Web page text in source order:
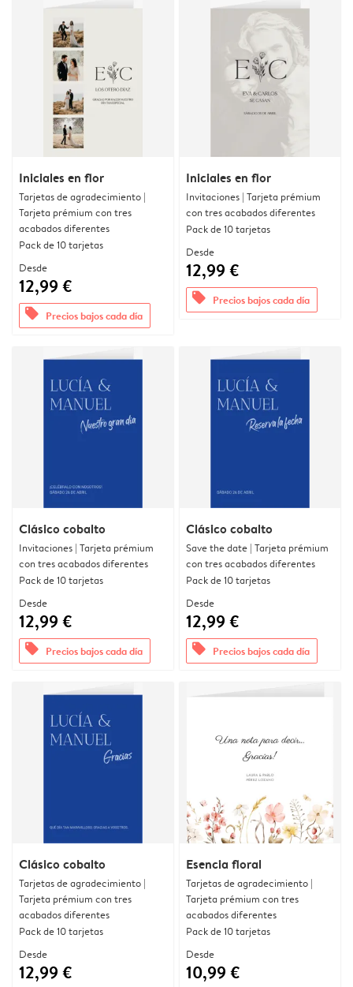
Iniciales en flor
Tarjetas de agradecimiento |
Tarjeta prémium con tres
acabados diferentes
Pack de 10 tarjetas
Desde
12,99 €
offers Precios bajos cada día
Iniciales en flor
Invitaciones | Tarjeta prémium
con tres acabados diferentes
Pack de 10 tarjetas
Desde
12,99 €
offers Precios bajos cada día
Clásico cobalto
Invitaciones | Tarjeta prémium
con tres acabados diferentes
Pack de 10 tarjetas
Desde
12,99 €
offers Precios bajos cada día
Clásico cobalto
Save the date | Tarjeta prémium
con tres acabados diferentes
Pack de 10 tarjetas
Desde
12,99 €
offers Precios bajos cada día
Clásico cobalto
Tarjetas de agradecimiento |
Tarjeta prémium con tres
acabados diferentes
Pack de 10 tarjetas
Desde
12,99 €
Esencia floral
Tarjetas de agradecimiento |
Tarjeta prémium con tres
acabados diferentes
Pack de 10 tarjetas
Desde
10,99 €